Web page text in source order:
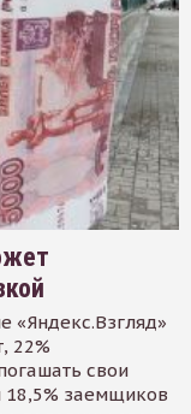
«Яндекс.Взгляд»
22%
свои
18,5% заемщиков